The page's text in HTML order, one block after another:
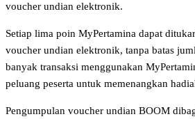
voucher undian elektronik.
Setiap lima poin MyPertamina dapat
voucher undian elektronik, tanpa batas
banyak transaksi menggunakan
peluang peserta untuk memenangkan
Pengumpulan voucher undian BOOM